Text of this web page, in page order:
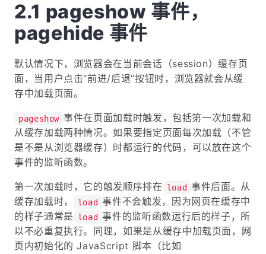
pageshow 事件，
pagehide 事件
默认情况下，浏览器会在当前会话（session）缓存页
面，当用户点击“前进/后退”按钮时，浏览器就会从缓
存中加载页面。
pageshow 事件在页面加载时触发，包括第一次加载和
从缓存加载两种情况。如果要指定页面每次加载（不管
是不是从浏览器缓存）时都运行的代码，可以放在这个
事件的监听函数。
第一次加载时，它的触发顺序排在 load 事件后面。从
缓存加载时，
load 事件不会触发，因为网页在缓存中
的样子通常是
load 事件的监听函数运行后的样子，所
以不必重复执行。同理，如果是从缓存中加载页面，网
页内初始化的 JavaScript 脚本（比如